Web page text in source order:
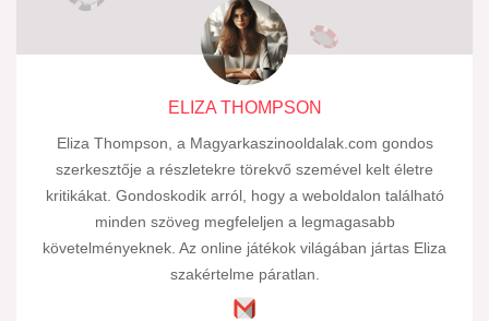
ELIZA THOMPSON
Eliza Thompson, a Magyarkaszinooldalak.com gondos
szerkesztője a részletekre törekvő szemével kelt életre
kritikákat. Gondoskodik arról, hogy a weboldalon található
minden szöveg megfeleljen a legmagasabb
követelményeknek. Az online játékok világában jártas Eliza
szakértelme páratlan.